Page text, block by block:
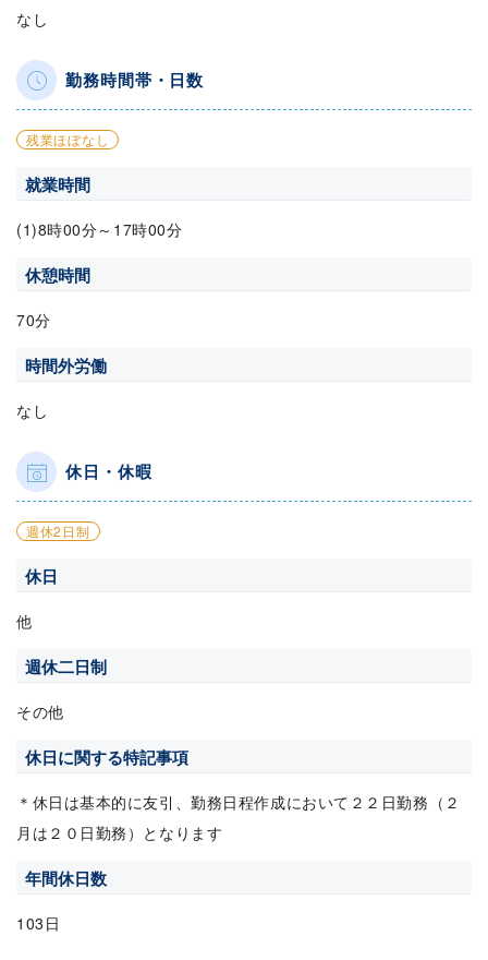
なし
勤務時間帯・日数
残業ほぼなし
就業時間
(1)8時00分～17時00分
休憩時間
70分
時間外労働
なし
休日・休暇
週休2日制
休日
他
週休二日制
その他
休日に関する特記事項
＊休日は基本的に友引、勤務日程作成において２２日勤務（２
月は２０日勤務）となります
年間休日数
103日